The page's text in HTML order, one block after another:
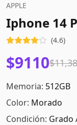
APPLE
Iphone 14
(4.6)
$9110
Memoria: 512GB
Color: Morado
Condición: Grado